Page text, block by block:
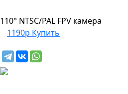
110° NTSC/PAL FPV камера
1190р Купить